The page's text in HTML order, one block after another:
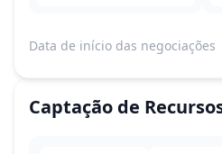
Data de início das negociações
Captação de